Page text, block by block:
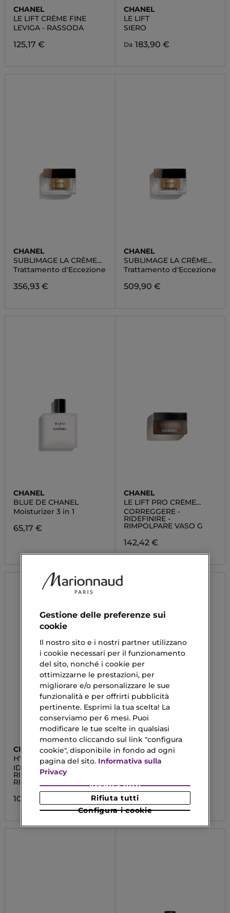
CHANEL
LE LIFT CRÈME FINE
LEVIGA - RASSODA
125,17 €
CHANEL
LE LIFT
SIERO
Da 183,90 €
CHANEL
SUBLIMAGE LA CRÈME
TEXTURE FINE
Trattamento d'Eccezione
356,93 €
CHANEL
SUBLIMAGE LA CRÈME
TEXTURE SUPRÊME
Trattamento d'Eccezione
509,90 €
CHANEL
BLUE DE CHANEL
Moisturizer 3 in 1
65,17 €
CHANEL
LE LIFT PRO CRÈME
VOLUME
CORREGGERE -
RIDEFINIRE -
RIMPOLPARE VASO G
142,42 €
CHANEL
HYDRA BEAUTY MICRO
CRÈME
IDRATANTE
RIMPOLPANTE
RIVITALIZZANTE
103,90 €
CHANEL
N°1 DE CHANEL
Da 104,92 €
Gestione delle preferenze sui
cookie
Il nostro sito e i nostri partner utilizzano
i cookie necessari per il funzionamento
del sito, nonché i cookie per
ottimizzarne le prestazioni, per
migliorare e/o personalizzare le sue
funzionalità e per offrirti pubblicità
pertinente. Esprimi la tua scelta! La
conserviamo per 6 mesi. Puoi
modificare le tue scelte in qualsiasi
momento cliccando sul link "configura
cookie", disponibile in fondo ad ogni
pagina del sito. Informativa sulla
Privacy
Configura i cookie
Rifiuta tutti
Accetta tutti